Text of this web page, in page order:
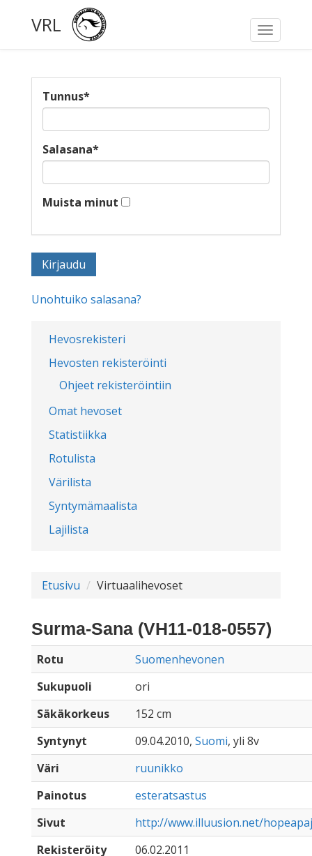
Toggle
VRL
Hevosrekisteri
Hevosten rekisteröinti
Ohjeet rekisteröintiin
Omat hevoset
Statistiikka
Rotulista
Värilista
Syntymämaalista
Lajilista
Tunnus*
Salasana*
Muista minut
Unohtuiko salasana?
Etusivu Virtuaalihevoset
Surma-Sana (VH11-018-0557)
Rotu
Suomenhevonen
Sukupuoli
ori
Säkäkorkeus
152 cm
Syntynyt
09.04.2010, Suomi, yli 8v
Väri
ruunikko
Painotus
esteratsastus
Sivut
http://www.illuusion.net/
Rekisteröity
06.02.2011